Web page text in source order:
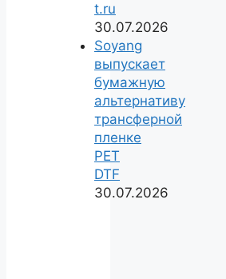
t.ru
30.07.2026
Soyang
выпускает
бумажную
альтернативу
трансферной
пленке
PET
DTF
30.07.2026